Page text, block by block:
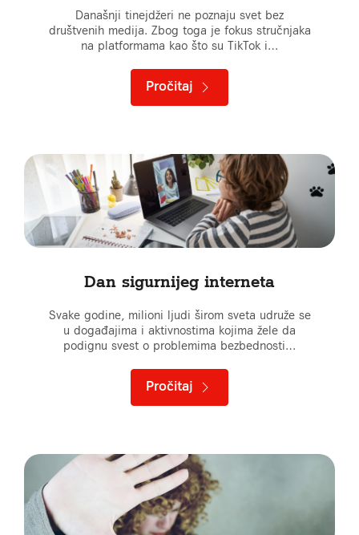
Današnji tinejdžeri ne poznaju svet bez
društvenih medija. Zbog toga je fokus stručnjaka
na platformama kao što su TikTok i…
Pročitaj
Dan sigurnijeg interneta
Svake godine, milioni ljudi širom sveta udruže se
u događajima i aktivnostima kojima žele da
podignu svest o problemima bezbednosti…
Pročitaj